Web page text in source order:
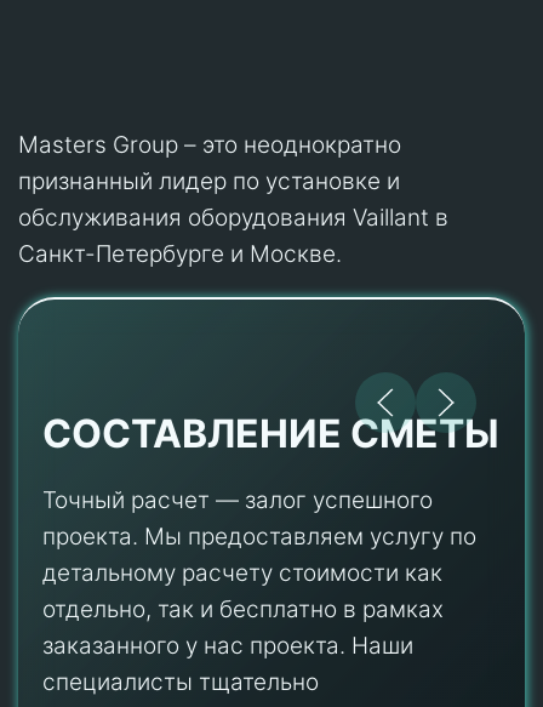
Masters Group – это неоднократно
признанный лидер по установке и
обслуживания оборудования Vaillant в
Санкт-Петербурге и Москве.
СОСТАВЛЕНИЕ СМЕТЫ
Точный расчет — залог успешного
проекта. Мы предоставляем услугу по
детальному расчету стоимости как
отдельно, так и бесплатно в рамках
заказанного у нас проекта. Наши
специалисты тщательно